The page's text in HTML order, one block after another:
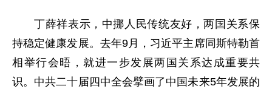
丁薛祥表示，中挪人民传统友好，两国关系保
持稳定健康发展。去年9月，习近平主席同斯特勒首
相举行会晤，就进一步发展两国关系达成重要共
识。中共二十届四中全会擘画了中国未来5年发展的